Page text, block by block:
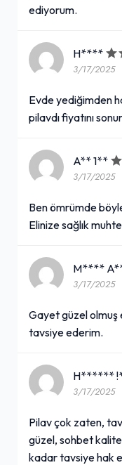
ediyorum.
H****
3/17/2025
Evde yediğimden
pilavdı fiyatını
A** 1**
3/17/2025
Ben ömrümde
Elinize sağlık
M****
3/17/2025
Gayet güzel olmuş
tavsiye ederim.
H******
3/17/2025
Pilav çok zaten,
güzel, sohbet
kadar tavsiye hak